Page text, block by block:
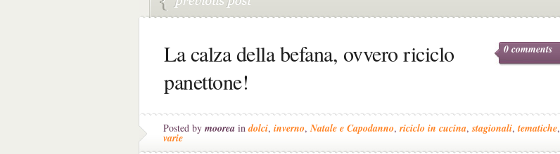
La calza della befana, ovvero riciclo
panettone!
0 comments
Posted by moorea indolci, inverno,Natale e Capodanno,riciclo in cucina,stagionali, tematiche,
varie